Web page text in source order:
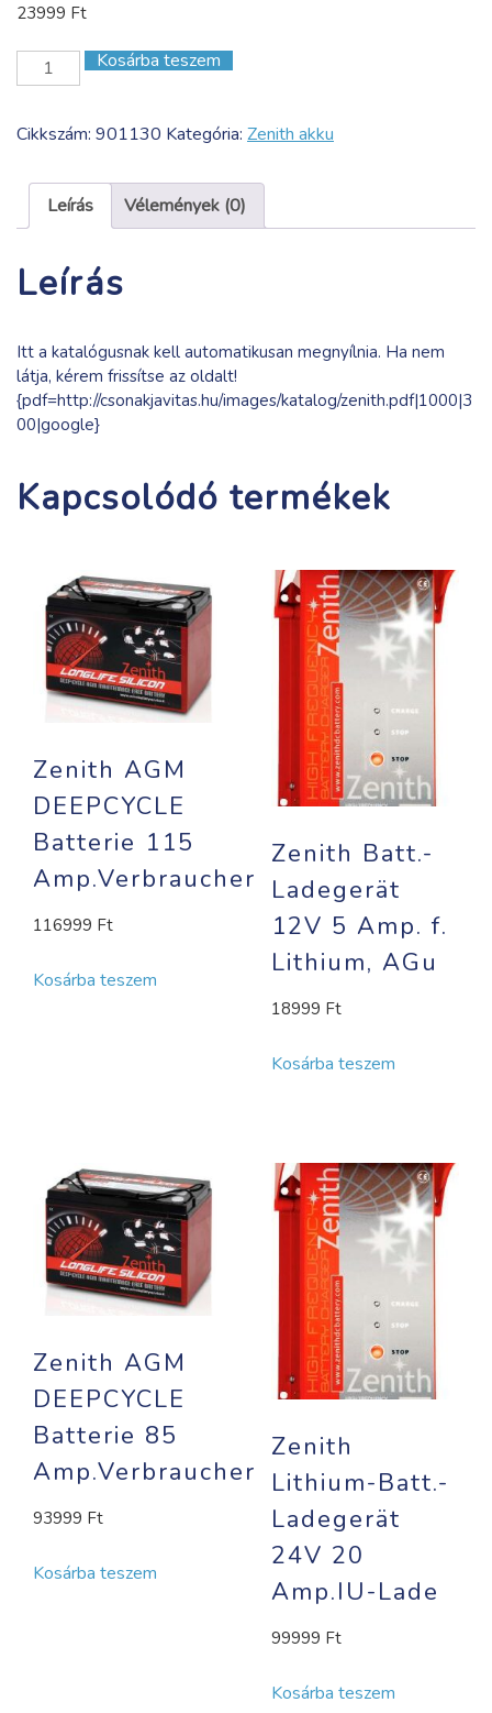
23999 Ft
Batterieprüfer
CBT
XS
Taschenformat.
Volt-
Kosárba teszem
Cikkszám: 901130 Kategória: Zenith akku
Leírás Vélemények (0)
Leírás
Itt a katalógusnak kell automatikusan megnyílnia. Ha nem
látja, kérem frissítse az oldalt!
{pdf=http://csonakjavitas.hu/images/katalog/zenith.pdf|1000|3
00|google}
Kapcsolódó termékek
Zenith AGM
DEEPCYCLE
Batterie 115
Amp.Verbraucherb
116999 Ft
Kosárba teszem
Zenith Batt.-
Ladegerät
12V 5 Amp. f.
Lithium, AGu
18999 Ft
Kosárba teszem
Zenith AGM
DEEPCYCLE
Batterie 85
Amp.Verbraucherba
93999 Ft
Kosárba teszem
Zenith
Lithium-Batt.-
Ladegerät
24V 20
Amp.IU-Lade
99999 Ft
Kosárba teszem